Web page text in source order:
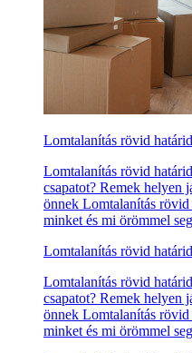
Lomtalanítás rövid
Lomtalanítás rövid
csapatot? Remek helyen
önnek Lomtalanítás
minket és mi örömmel
Lomtalanítás rövid
Lomtalanítás rövid
csapatot? Remek helyen
önnek Lomtalanítás
minket és mi örömmel